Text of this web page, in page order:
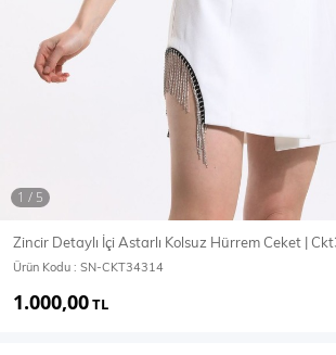
Ceket Mont & Kaban
T-Shirt
Zincir Detaylı İçi Astarlı Kolsuz Hürrem Ceket |
Ürün Kodu : SN-CKT34314
1.000,00TL